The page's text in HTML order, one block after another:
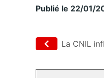
Publié le 22/01/
La CNIL